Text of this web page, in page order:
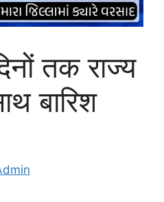
तक राज्य
बारिश